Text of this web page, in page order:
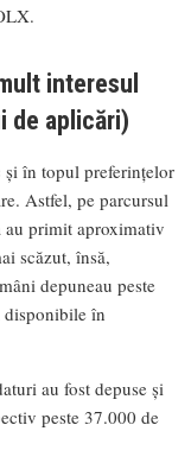
interesul
de aplicări)
și în topul preferințelor
Astfel, pe parcursul
primit aproximativ
scăzut, însă,
depuneau peste
disponibile în
au fost depuse și
peste 37.000 de